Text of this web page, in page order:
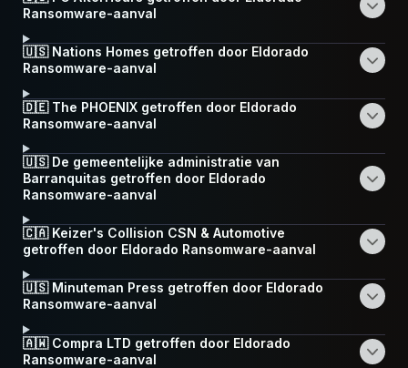
Ransomware-aanval
🇺🇸 Nations Homes getroffen door Eldorado
Ransomware-aanval
🇩🇪 The PHOENIX getroffen door Eldorado
Ransomware-aanval
🇺🇸 De gemeentelijke administratie van
Barranquitas getroffen door Eldorado
Ransomware-aanval
🇨🇦 Keizer's Collision CSN & Automotive
getroffen door Eldorado Ransomware-aanval
🇺🇸 Minuteman Press getroffen door Eldorado
Ransomware-aanval
🇦🇼 Compra LTD getroffen door Eldorado
Ransomware-aanval